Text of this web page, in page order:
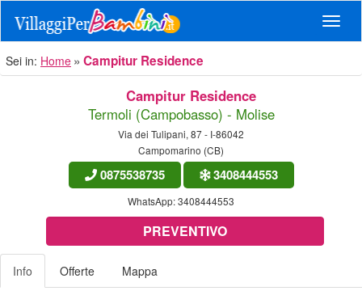
Sei in: Home Campitur Residence
Campitur Residence
Termoli (Campobasso) - Molise
Via dei Tulipani, 87 - I-86042
Campomarino (CB)
0875538735 3408444553
WhatsApp:3408444553
PREVENTIVO
Info Offerte Mappa